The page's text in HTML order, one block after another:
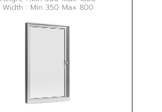
Width : Min 350 Max 800